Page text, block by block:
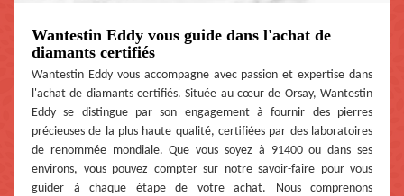
Wantestin Eddy vous guide dans l'achat de
diamants certifiés
Wantestin Eddy vous accompagne avec passion et expertise dans
l'achat de diamants certifiés. Située au cœur de Orsay, Wantestin
Eddy se distingue par son engagement à fournir des pierres
précieuses de la plus haute qualité, certifiées par des laboratoires
de renommée mondiale. Que vous soyez à 91400 ou dans ses
environs, vous pouvez compter sur notre savoir-faire pour vous
guider à chaque étape de votre achat. Nous comprenons